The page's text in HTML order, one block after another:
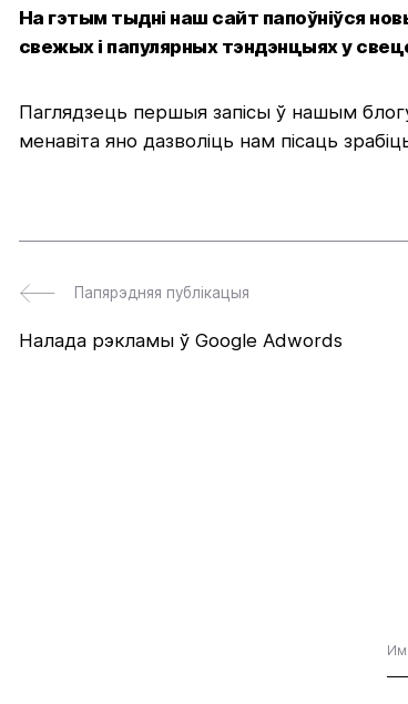
На гэтым тыдні наш сайт папоўніўся
свежых і папулярных тэндэнцыях у
Паглядзець першыя запісы ў нашым
менавіта яно дазволіць нам пісаць
Папярэдняя публікацыя
Налада рэкламы ў Google Adwords